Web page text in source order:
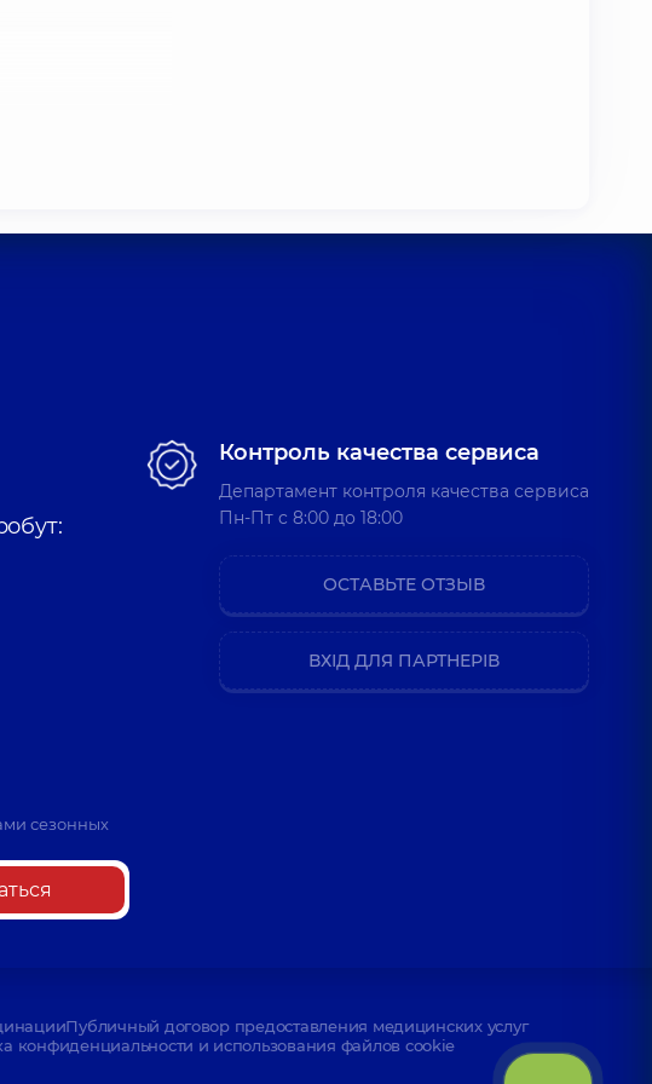
сезонных
Контроль качества сервиса
Департамент контроля качества сервиса
Пн-Пт c 8:00 до 18:00
ОСТАВЬТЕ ОТЗЫВ
ВХІД ДЛЯ ПАРТНЕРІВ
Публичный договор предоставления медицинских услуг
конфиденциальности и использования файлов cookie